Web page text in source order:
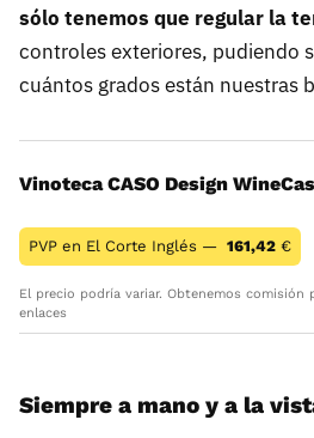
sólo tenemos que regular la
controles exteriores, pudiendo
cuántos grados están nuestras
Vinoteca CASO Design
PVP en El Corte Inglés — 161,42 €
El precio podría variar. Obtenemos comisión
enlaces
Siempre a mano y a la